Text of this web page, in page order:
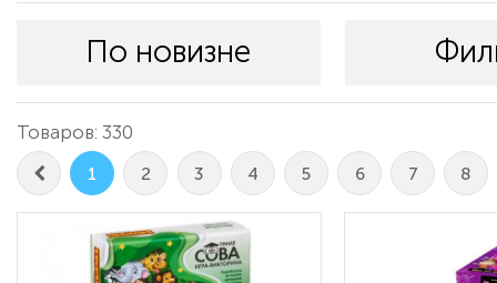
По новизне
Товаров: 330
1 2 3 4 5 6 7 8